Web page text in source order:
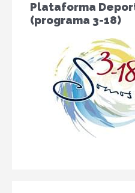
Plataforma
(programa 3-18)